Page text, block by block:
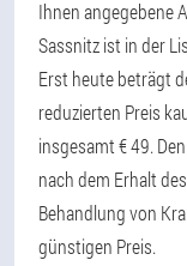
Ihnen angegebene
Sassnitz ist in der
Erst heute beträgt
reduzierten Preis
insgesamt € 49.
nach dem Erhalt
Behandlung von
günstigen Preis.